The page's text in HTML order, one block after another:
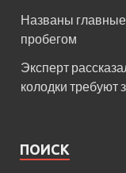
Названы
пробегом
Эксперт
колодки требуют
ПОИСК